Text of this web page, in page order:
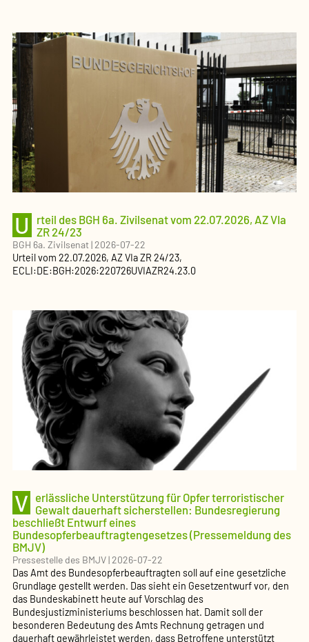
U
rteil des BGH 6a. Zivilsenat vom 22.07.2026, AZ VIa
ZR 24/23
BGH 6a. Zivilsenat|2026-07-22
Urteilvom 22.07.2026, AZVIa ZR 24/23,
ECLI:DE:BGH:2026:220726UVIAZR24.23.0
V erlässliche Unterstützung für Opfer terroristischer
Gewalt dauerhaft sicherstellen: Bundesregierung
beschließt Entwurf eines
Bundesopferbeauftragtengesetzes (Pressemeldung des
BMJV)
Pressestelle des BMJV|2026-07-22
Das Amt des Bundesopferbeauftragten soll auf eine gesetzliche
Grundlage gestellt werden. Das sieht ein Gesetzentwurf vor, den
das Bundeskabinett heute auf Vorschlag des
Bundesjustizministeriums beschlossen hat. Damit soll der
besonderen Bedeutung des Amts Rechnung getragen und
dauerhaft gewährleistet werden, dass Betroffene unterstützt